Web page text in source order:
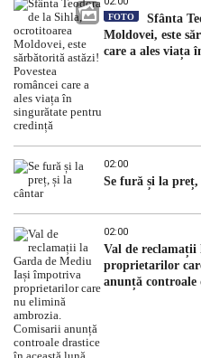
FOTO
Sfânta
Moldovei, este
care a ales viața
02:00
Se fură și la
02:00
Val de
proprietarilor
anunță controale